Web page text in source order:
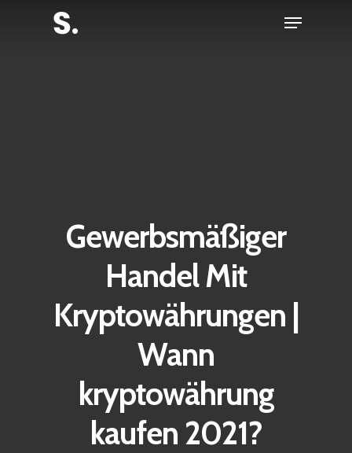
Menu
Gewerbsmäßiger
Handel Mit
Kryptowährungen |
Wann
kryptowährung
kaufen 2021?